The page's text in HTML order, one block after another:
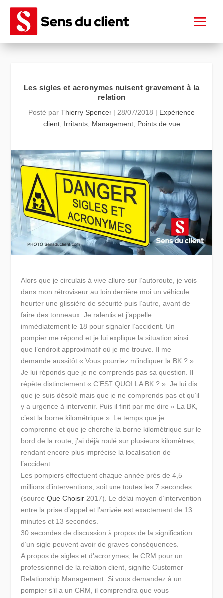
Les sigles et acronymes nuisent gravement à la
relation
Posté par Thierry Spencer | 28/07/2018 | Expérience
client, Irritants, Management, Points de vue
Alors que je circulais à vive allure sur l’autoroute, je vois
dans mon rétroviseur au loin derrière moi un véhicule
heurter une glissière de sécurité puis l’autre, avant de
faire des tonneaux. Je ralentis et j’appelle
immédiatement le 18 pour signaler l’accident. Un
pompier me répond et je lui explique la situation ainsi
que l’endroit approximatif où je me trouve. Il me
demande aussitôt« Vous pourriez m’indiquer la BK ? ».
Je lui réponds que je ne comprends pas sa question. Il
répète distinctement« C’EST QUOI LA BK ? ». Je lui dis
que je suis désolé mais que je ne comprends pas et qu’il
y a urgence à intervenir. Puis il finit par me dire« La BK,
c’est la borne kilométrique ». Le temps que je
comprenne et que je cherche la borne kilométrique sur le
bord de la route, j’ai déjà roulé sur plusieurs kilomètres,
rendant encore plus imprécise la localisation de
l’accident.
Les pompiers effectuent chaque année près de 4,5
millions d’interventions, soit une toutes les 7 secondes
(sourceQue Choisir 2017). Le délai moyen d’intervention
entre la prise d’appel et l’arrivée est exactement de 13
minutes et 13 secondes.
30 secondes de discussion à propos de la signification
d’un sigle peuvent avoir de graves conséquences.
A propos de sigles et d’acronymes, le CRM pour un
professionnel de la relation client, signifie Customer
Relationship Management. Si vous demandez à un
pompier s’il a un CRM, il comprendra que vous